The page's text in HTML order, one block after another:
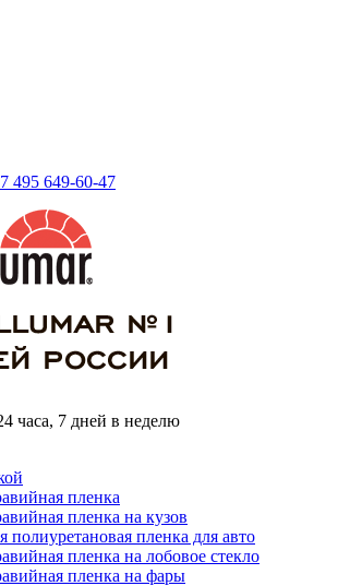
495 649-60-47
часа, 7 дней в неделю
пленка
пленка на кузов
полиуретановая пленка для авто
пленка на лобовое стекло
пленка на фары